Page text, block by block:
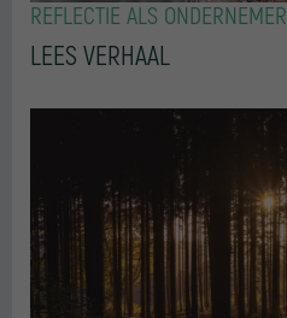
REFLECTIE ALS ONDERNEMER
LEES VERHAAL